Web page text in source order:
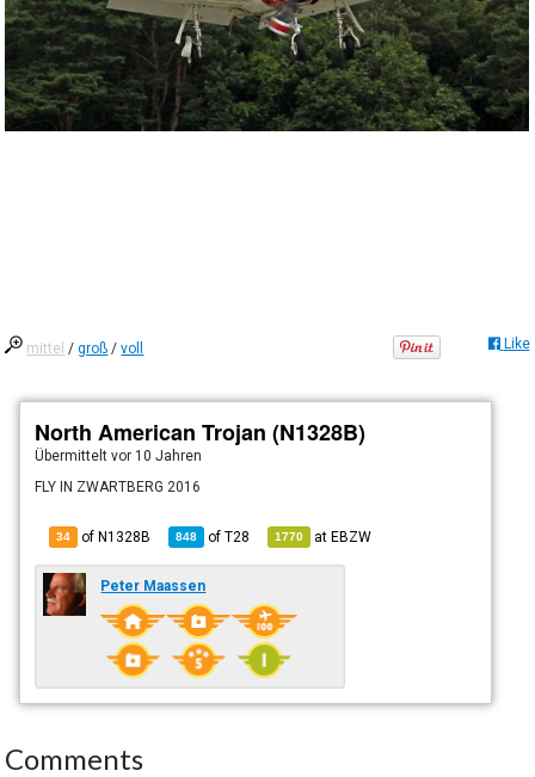
mittel /groß /voll Like
North American Trojan (N1328B)
Übermitteltvor 10 Jahren
FLY IN ZWARTBERG 2016
34 of N1328B 848 ofT28 1770 atEBZW
Peter Maassen
Comments